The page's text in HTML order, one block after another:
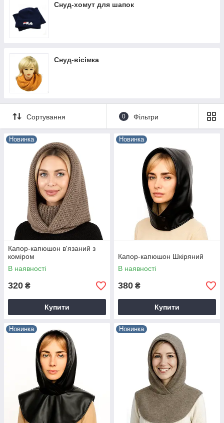
Снуд-хомут для шапок
Снуд-вісімка
Сортування 0 Фільтри
Новинка
Капор-капюшон в'язаний з
коміром
В наявності
320 ₴
Купити
Новинка
Капор-капюшон Шкіряний
В наявності
380 ₴
Купити
Новинка Новинка